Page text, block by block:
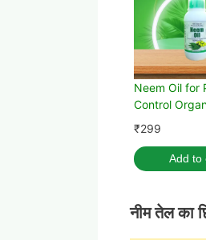
Neem Oil for
Control
Pesticide
₹299
Add to
नीम तेल